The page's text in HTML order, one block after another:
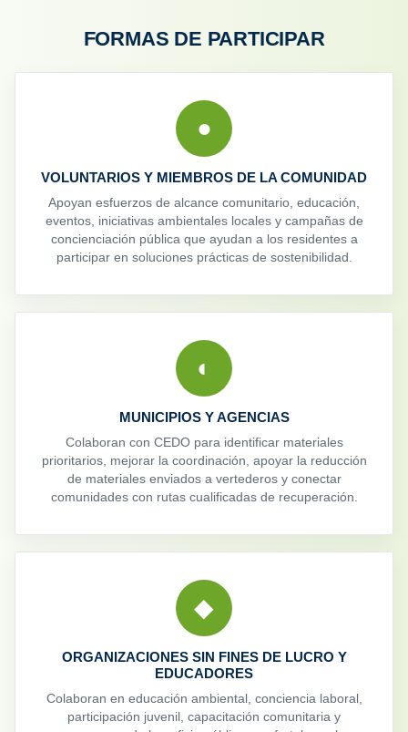
FORMAS DE PARTICIPAR
●
VOLUNTARIOS Y MIEMBROS DE LA COMUNIDAD
Apoyan esfuerzos de alcance comunitario, educación,
eventos, iniciativas ambientales locales y campañas de
concienciación pública que ayudan a los residentes a
participar en soluciones prácticas de sostenibilidad.
◐
MUNICIPIOS Y AGENCIAS
Colaboran con CEDO para identificar materiales
prioritarios, mejorar la coordinación, apoyar la reducción
de materiales enviados a vertederos y conectar
comunidades con rutas cualificadas de recuperación.
◆
ORGANIZACIONES SIN FINES DE LUCRO Y
EDUCADORES
Colaboran en educación ambiental, conciencia laboral,
participación juvenil, capacitación comunitaria y